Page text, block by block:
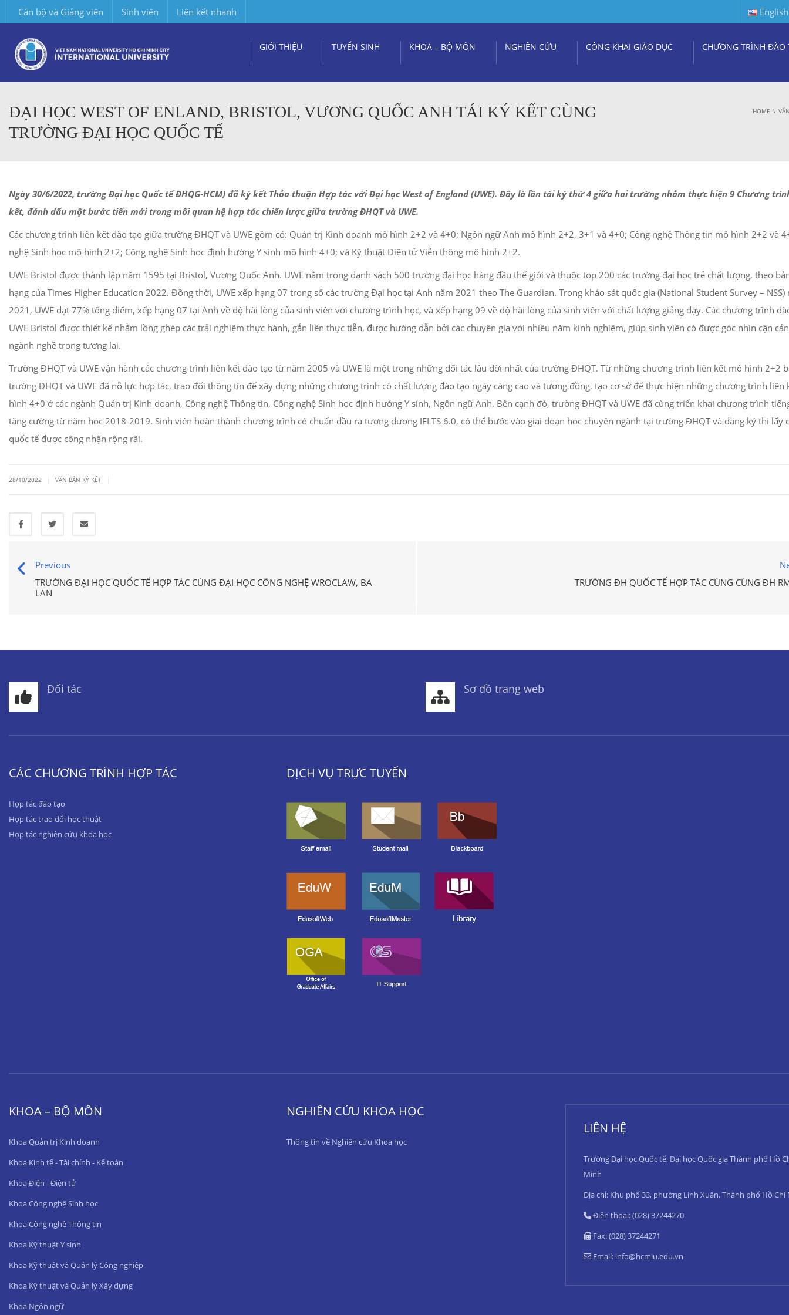
Cán bộ và Giảng viên Sinh viên Liên kết nhanh English
GIỚI THIỆU TUYỂN SINH KHOA – BỘ MÔN NGHIÊN CỨU CÔNG KHAI GIÁO DỤC CHƯƠNG TRÌNH ĐÀO
ĐẠI HỌC WEST OF ENLAND, BRISTOL, VƯƠNG QUỐC ANH TÁI KÝ KẾT CÙNG
TRƯỜNG ĐẠI HỌC QUỐC TẾ
HOME
Ngày 30/6/2022, trường Đại học Quốc tế ĐHQG-HCM) đã ký kết Thỏa thuận Hợp tác với Đại học West of England (UWE). Đây là lần tái ký thứ 4 giữa hai trường nhằm thực hiện 9 Chương
kết, đánh dấu một bước tiến mới trong mối quan hệ hợp tác chiến lược giữa trường ĐHQT và UWE.
Các chương trình liên kết đào tạo giữa trường ĐHQT và UWE gồm có: Quản trị Kinh doanh mô hình 2+2 và 4+0; Ngôn ngữ Anh mô hình 2+2, 3+1 và 4+0; Công nghệ Thông tin mô hình 2+2 và
nghệ Sinh học mô hình 2+2; Công nghệ Sinh học định hướng Y sinh mô hình 4+0; và Kỹ thuật Điện tử Viễn thông mô hình 2+2.
UWE Bristol được thành lập năm 1595 tại Bristol, Vương Quốc Anh. UWE nằm trong danh sách 500 trường đại học hàng đầu thế giới và thuộc top 200 các trường đại học trẻ chất lượng, theo
hạng của Times Higher Education 2022. Đồng thời, UWE xếp hạng 07 trong số các trường Đại học tại Anh năm 2021 theo The Guardian. Trong khảo sát quốc gia (National Student Survey – NSS)
2021, UWE đạt 77% tổng điểm, xếp hạng 07 tại Anh về độ hài lòng của sinh viên với chương trình học, và xếp hạng 09 về độ hài lòng của sinh viên với chất lượng giảng dạy. Các chương trình
UWE Bristol được thiết kế nhằm lồng ghép các trải nghiệm thực hành, gắn liền thực tiễn, được hướng dẫn bởi các chuyên gia với nhiều năm kinh nghiệm, giúp sinh viên có được góc nhìn cận
ngành nghề trong tương lai.
Trường ĐHQT và UWE vận hành các chương trình liên kết đào tạo từ năm 2005 và UWE là một trong những đối tác lâu đời nhất của trường ĐHQT. Từ những chương trình liên kết mô hình 2+2
trường ĐHQT và UWE đã nỗ lực hợp tác, trao đổi thông tin để xây dựng những chương trình có chất lượng đào tạo ngày càng cao và tương đồng, tạo cơ sở để thực hiện những chương trình liên
hình 4+0 ở các ngành Quản trị Kinh doanh, Công nghệ Thông tin, Công nghệ Sinh học định hướng Y sinh, Ngôn ngữ Anh. Bên cạnh đó, trường ĐHQT và UWE đã cùng triển khai chương trình
tăng cường từ năm học 2018-2019. Sinh viên hoàn thành chương trình có chuẩn đầu ra tương đương IELTS 6.0, có thể bước vào giai đoạn học chuyên ngành tại trường ĐHQT và đăng ký thi lấy
quốc tế được công nhận rộng rãi.
28/10/2022 VĂN BẢN KÝ KẾT
Previous
TRƯỜNG ĐẠI HỌC QUỐC TẾ HỢP TÁC CÙNG ĐẠI HỌC CÔNG NGHỆ WROCLAW, BA
LAN
TRƯỜNG ĐH QUỐC TẾ HỢP TÁC CÙNG CÙNG ĐH
Đối tác Sơ đồ trang web
CÁC CHƯƠNG TRÌNH HỢP TÁC
Hợp tác đào tạo
Hợp tác trao đổi học thuật
Hợp tác nghiên cứu khoa học
DỊCH VỤ TRỰC TUYẾN
KHOA – BỘ MÔN
Khoa Quản trị Kinh doanh
Khoa Kinh tế - Tài chính - Kế toán
Khoa Điện - Điện tử
Khoa Công nghệ Sinh học
Khoa Công nghệ Thông tin
Khoa Kỹ thuật Y sinh
Khoa Kỹ thuật và Quản lý Công nghiệp
Khoa Kỹ thuật và Quản lý Xây dựng
Khoa Ngôn ngữ
NGHIÊN CỨU KHOA HỌC
Thông tin về Nghiên cứu Khoa học
LIÊN HỆ
Trường Đại học Quốc tế, Đại học Quốc gia Thành phố Hồ
Minh
Địa chỉ: Khu phố 33, phường Linh Xuân, Thành phố Hồ Chí
Điện thoại: (028) 37244270
Fax: (028) 37244271
Email: info@hcmiu.edu.vn